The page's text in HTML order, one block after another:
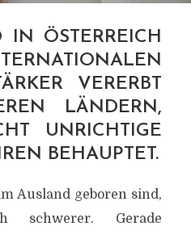
IN ÖSTERREICH
VERERBT
LÄNDERN,
UNRICHTIGE
BEHAUPTET.
Ausland geboren sind,
schwerer. Gerade